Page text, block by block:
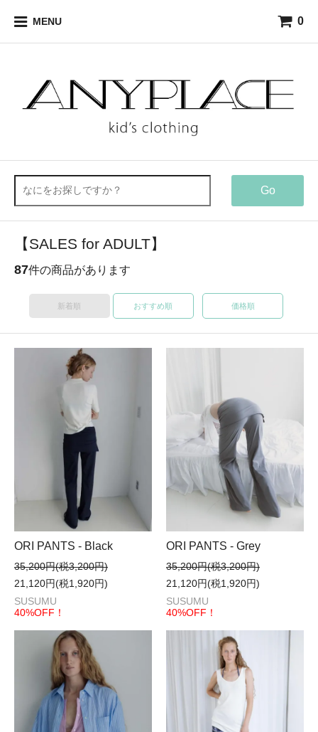
MENU 0
Go
【SALES for ADULT】
87件の商品があります
新着順 おすすめ順 価格順
ORI PANTS - Black
35,200円(税3,200円)
21,120円(税1,920円)
SUSUMU
40%OFF！
ORI PANTS - Grey
35,200円(税3,200円)
21,120円(税1,920円)
SUSUMU
40%OFF！